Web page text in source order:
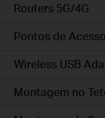
Routers 5G/4G
Pontos de Acesso
Wireless USB
Montagem no